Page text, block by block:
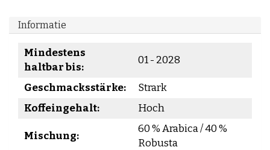
Informatie
Mindestens
haltbar bis:
01 - 2028
Geschmacksstärke:
Strark
Koffeingehalt:
Hoch
Mischung:
60 % Arabica / 40 %
Robusta